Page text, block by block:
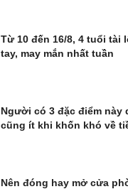
Từ 10 đến 16/8, 4 tuổi tài
tay, may mắn nhất tuần
Người có 3 đặc điểm này
cũng ít khi khốn khó về
Nên đóng hay mở cửa